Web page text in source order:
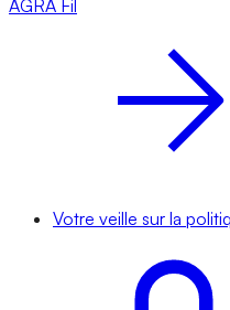
AGRA Fil
Votre veille sur la